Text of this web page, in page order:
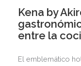
Kena by
entre la
El emblemático